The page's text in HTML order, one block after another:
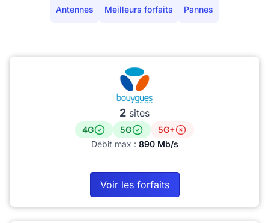
Antennes Meilleurs forfaits Pannes
2 sites
4G 5G
5G+
Débit max : 890 Mb/s
Voir les forfaits